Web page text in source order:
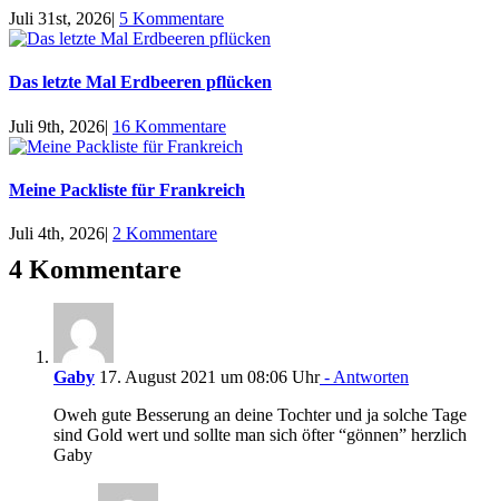
Juli 31st, 2026| 5 Kommentare
Das letzte Mal Erdbeeren pflücken
Juli 9th, 2026| 16 Kommentare
Meine Packliste für Frankreich
Juli 4th, 2026| 2 Kommentare
4 Kommentare
Gaby 17. August 2021 um 08:06 Uhr- Antworten
Oweh gute Besserung an deine Tochter und ja solche Tage
sind Gold wert und sollte man sich öfter “gönnen” herzlich
Gaby